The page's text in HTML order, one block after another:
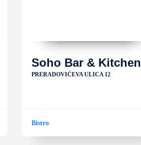
Soho Bar & Kitchen
PRERADOVIĆEVA ULICA 12
Bistro